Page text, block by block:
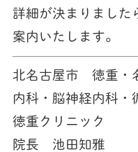
詳細が決まりました
案内いたします。
北名古屋市 徳重・
内科・脳神経内科・
徳重クリニック
院長 池田知雅